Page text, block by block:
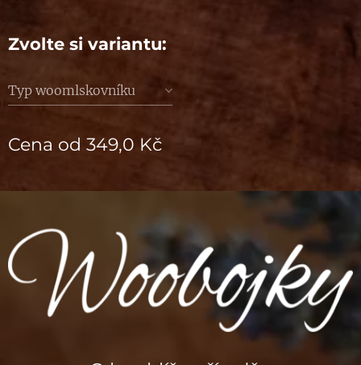
Zvolte si variantu:
Typ woomlskovníku
Cena od 349,0 Kč